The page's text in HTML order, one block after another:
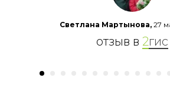
Светлана Мартынова, 27
отзыв в 2гис